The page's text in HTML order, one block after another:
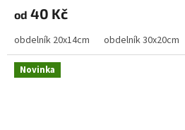
od 40 Kč
obdelník 20x14cm obdelník 30x20cm
Novinka